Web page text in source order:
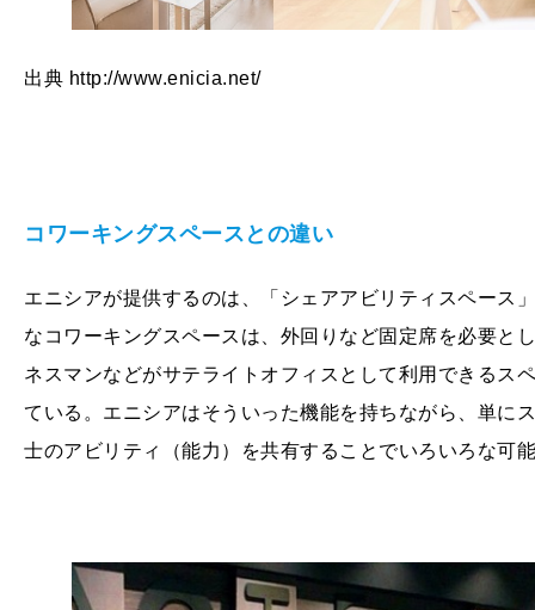
出典 http://www.enicia.net/
コワーキングスペースとの違い
エニシアが提供するのは、「シェアアビリティスペース
なコワーキングスペースは、外回りなど固定席を必要と
ネスマンなどがサテライトオフィスとして利用できるス
ている。エニシアはそういった機能を持ちながら、単に
士のアビリティ（能力）を共有することでいろいろな可